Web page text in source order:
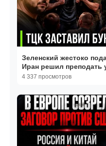
Зеленский жестоко
Иран решил преподать
4 337 просмотров